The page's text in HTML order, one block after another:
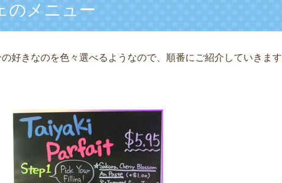
のメニュー
好きなのを色々選べるようなので、順番にご紹介していきます